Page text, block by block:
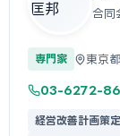
合同
専門家 東京
03-6272-
経営改善計画策